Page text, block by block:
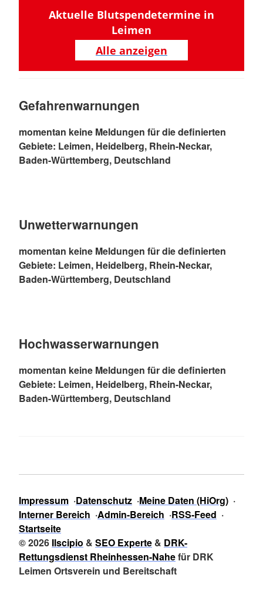
Aktuelle Blutspendetermine in
Leimen
Alle anzeigen
Gefahrenwarnungen
momentan keine Meldungen für die definierten
Gebiete: Leimen, Heidelberg, Rhein-Neckar,
Baden-Württemberg, Deutschland
Unwetterwarnungen
momentan keine Meldungen für die definierten
Gebiete: Leimen, Heidelberg, Rhein-Neckar,
Baden-Württemberg, Deutschland
Hochwasserwarnungen
momentan keine Meldungen für die definierten
Gebiete: Leimen, Heidelberg, Rhein-Neckar,
Baden-Württemberg, Deutschland
Impressum Datenschutz Meine Daten (HiOrg)
Interner Bereich Admin-Bereich
RSS-Feed
Startseite
© 2026 Ilscipio & SEO Experte & DRK-
Rettungsdienst Rheinhessen-Nahefür DRK
Leimen Ortsverein und Bereitschaft